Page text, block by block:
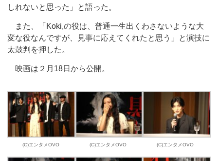
しれないと思った」と語った。
また、「Koki,の役は、普通一生出くわさないような大
変な役なんですが、見事に応えてくれたと思う」と演技に
太鼓判を押した。
映画は２月18日から公開。
(C)エンタメOVO (C)エンタメOVO (C)エンタメOVO